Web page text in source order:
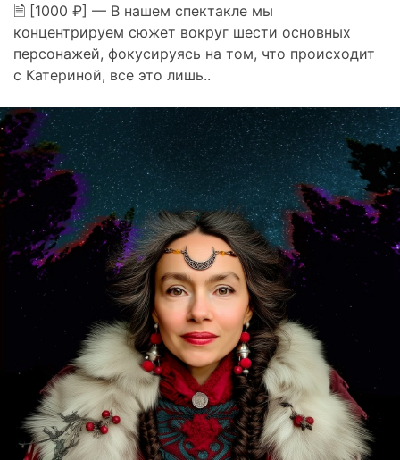
🗎 [1000 ₽] — В нашем спектакле мы
концентрируем сюжет вокруг шести основных
персонажей, фокусируясь на том, что происходит
с Катериной, все это лишь..